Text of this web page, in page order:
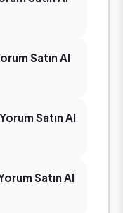
Satın Al
Satın Al
Satın Al